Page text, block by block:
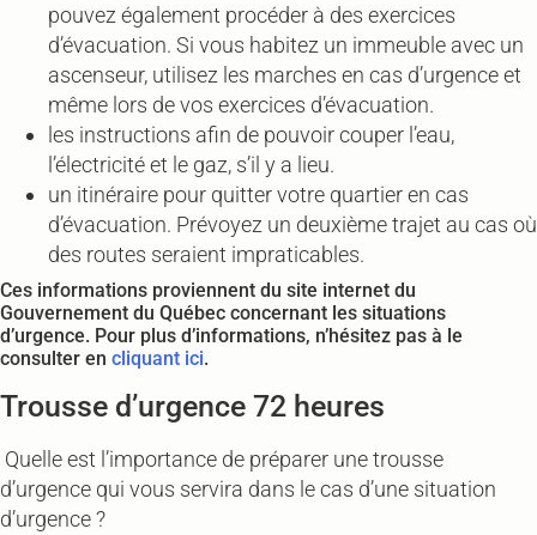
pouvez également procéder à des exercices
d’évacuation. Si vous habitez un immeuble avec un
ascenseur, utilisez les marches en cas d’urgence et
même lors de vos exercices d’évacuation.
les instructions afin de pouvoir couper l’eau,
l’électricité et le gaz, s’il y a lieu.
un itinéraire pour quitter votre quartier en cas
d’évacuation. Prévoyez un deuxième trajet au cas où
des routes seraient impraticables.
Ces informations proviennent du site internet du
Gouvernement du Québec concernant les situations
d’urgence. Pour plus d’informations, n’hésitez pas à le
consulter en cliquant ici.
Trousse d’urgence 72 heures
Quelle est l’importance de préparer une trousse
d’urgence qui vous servira dans le cas d’une situation
d’urgence ?